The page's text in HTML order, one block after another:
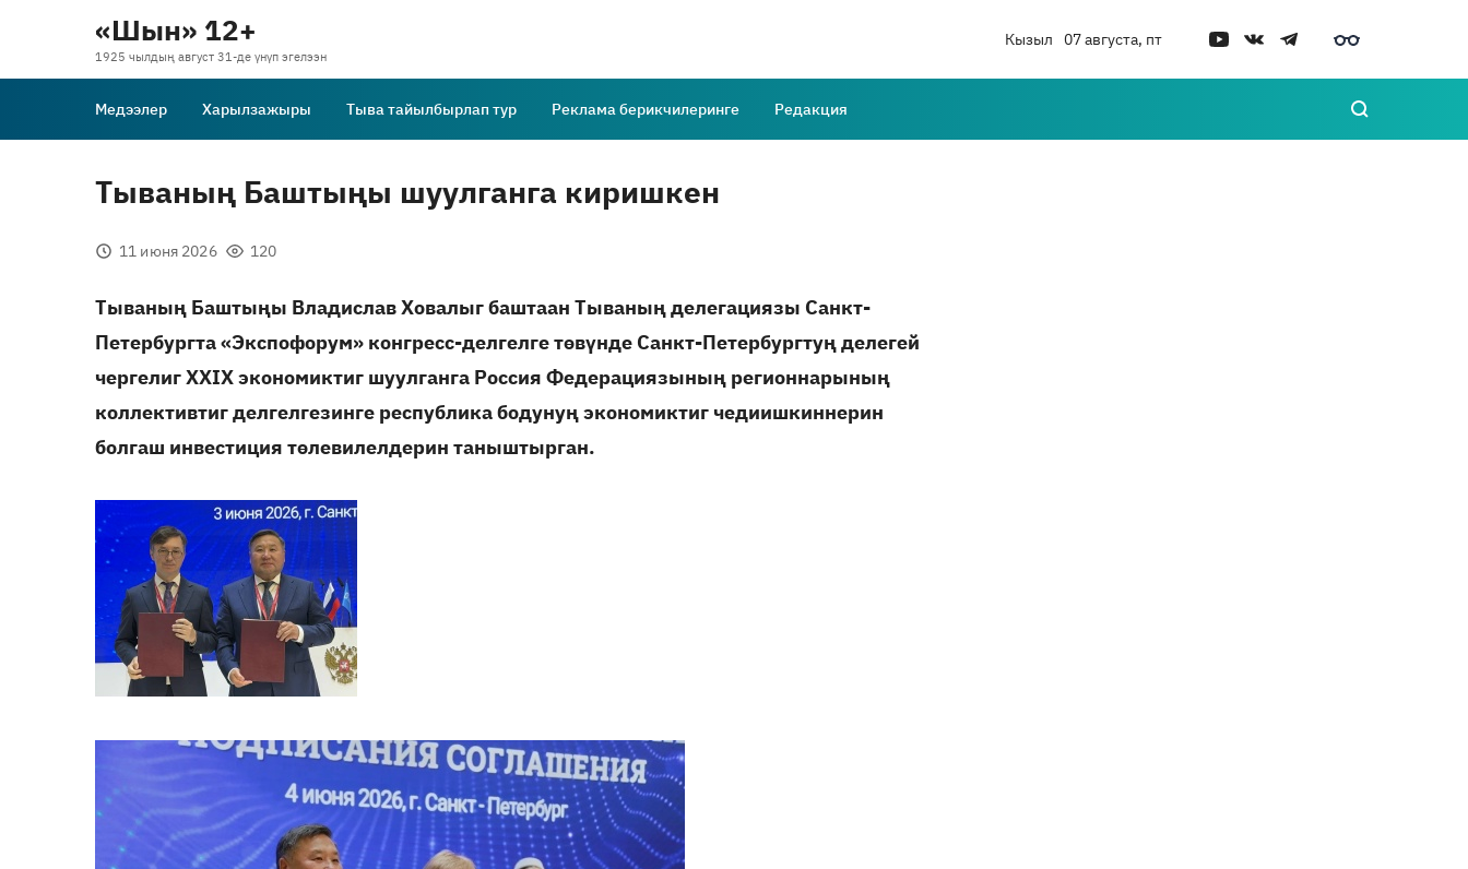
«Шын» 12+
1925 чылдың август 31-де үнүп эгелээн
Кызыл 07 августа, пт
Медээлер Харылзажыры Тыва тайылбырлап тур Реклама берикчилеринге Редакция
Тываның Баштыңы шуулганга киришкен
11 июня 2026 120
Тываның Баштыңы Владислав Ховалыг баштаан Тываның делегациязы Санкт-
Петербургта «Экспофорум» конгресс-делгелге төвүнде Санкт-Петербургтуң делегей
чергелиг XXIX экономиктиг шуулганга Россия Федерациязының регионнарының
коллективтиг делгелгезинге республика бодунуң экономиктиг чедиишкиннерин
болгаш инвестиция төлевилелдерин таныштырган.